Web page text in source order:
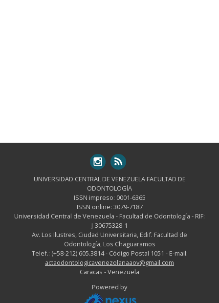
UNIVERSIDAD CENTRAL DE VENEZUELA FACULTAD DE
ODONTOLOGÍA
ISSN impreso: 0001-6365
ISSN online: 3079-7187
Universidad Central de Venezuela - Facultad de Odontología - RIF:
J-30675328-1
Av. Los Ilustres, Ciudad Universitaria, Edif. Facultad de
Odontología, Los Chaguaramos
Telef.: (+58-212) 605.3814 - Código Postal 1051 - E-mail:
actaodontologicavenezolanaaov@gmail.com
Caracas - Venezuela
Powered by